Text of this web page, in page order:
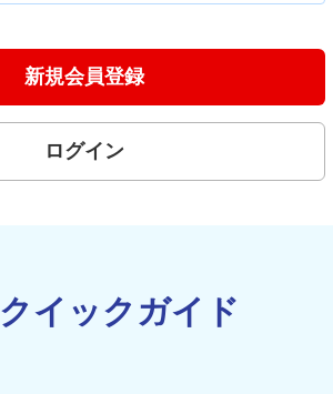
新規会員登録
ログイン
クイックガイド